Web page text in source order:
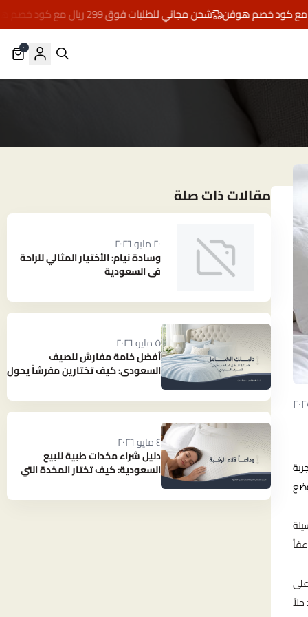
شحن مجاني للطلبات فوق 299 ريال مع كود خصم هوفن
٠
مقالات ذات صلة
٢٠ مايو ٢٠٢٦
وسادة نيام: الأختيار المثالي للراحة
في السعودية
٥ مايو ٢٠٢٦
أفضل خامة مفارش للصيف
السعودي: كيف تختارين مفرشاً يحول
٤ مايو ٢٠٢٦
دليل شراء مخدات طبية للبيع
السعودية: كيف تختار المخدة التي